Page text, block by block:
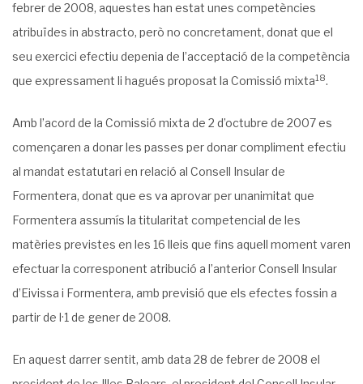
febrer de 2008, aquestes han estat unes competències
atribuïdes in abstracto, però no concretament, donat que el
seu exercici efectiu depenia de l’ac­ceptació de la competència
que expressament li hagués proposat la Comissió mixta18.
Amb l’acord de la Comissió mixta de 2 d’octubre de 2007 es
començaren a donar les passes per donar compliment efectiu
al mandat estatutari en relació al Consell Insular de
Formentera, donat que es va aprovar per unanimitat que
Formentera assumís la titularitat competencial de les
matèries previstes en les 16 lleis que fins aquell moment varen
efec­tuar la corresponent atribució a l’anterior Consell Insular
d’Eivissa i Formentera, amb previ­sió que els efectes fossin a
partir de l·1 de gener de 2008.
En aquest darrer sentit, amb data 28 de febrer de 2008 el